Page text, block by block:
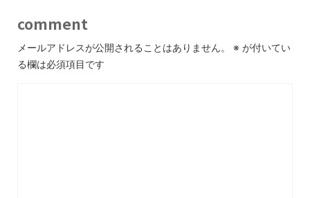
comment
メールアドレスが公開されることはありません。 ※ が付いてい
る欄は必須項目です